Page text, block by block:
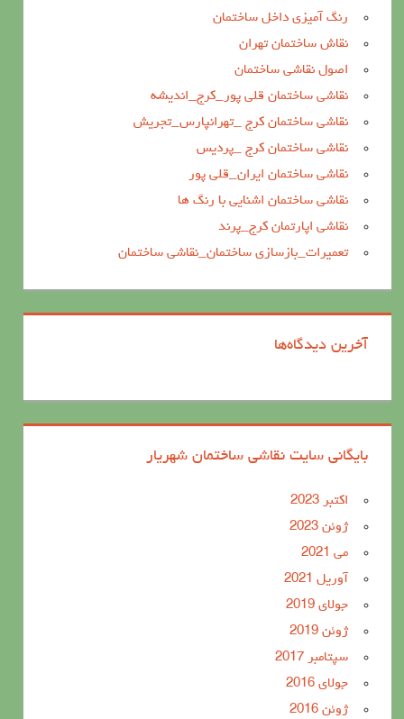
رنگ آمیزی داخل ساختمان
نقاش ساختمان تهران
اصول نقاشی ساختمان
نقاشی ساختمان قلی پور_کرج_اندیشه
نقاشی ساختمان کرج _تهرانپارس_تجریش
نقاشی ساختمان کرج _پردیس
نقاشی ساختمان ایران_قلی پور
نقاشی ساختمان اشنایی با رنگ ها
نقاشی اپارتمان کرج_پرند
تعمیرات_بازسازی ساختمان_نقاشی ساختمان
آخرین دیدگاه‌ها
بایگانی سایت نقاشی ساختمان شهریار
اکتبر 2023
ژوئن 2023
می 2021
آوریل 2021
جولای 2019
ژوئن 2019
سپتامبر 2017
جولای 2016
ژوئن 2016